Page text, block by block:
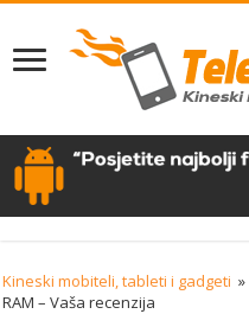
Kineski mobiteli, tableti i gadgeti »
RAM – Vaša recenzija